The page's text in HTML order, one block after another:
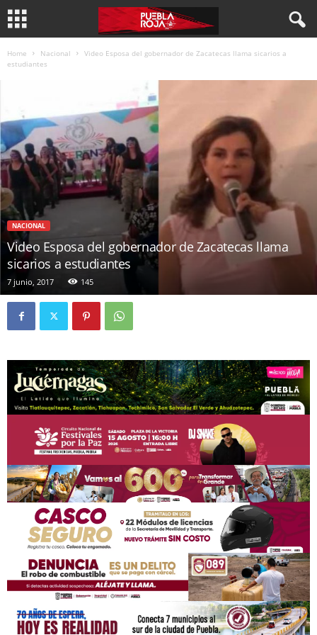
Home Nacional
Video Esposa del gobernador de Zacatecas llama sicarios a
estudiantes
NACIONAL
Video Esposa del gobernador de Zacatecas llama
sicarios a estudiantes
7 junio, 2017 145